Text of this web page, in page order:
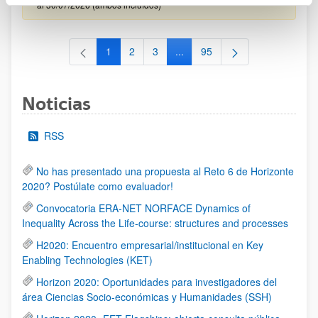
al 30/07/2026 (ambos incluídos)
Página
1 Página
2 Página
3 ...Páginas intermedias Use TAB
Página
95
Noticias
RSS
No has presentado una propuesta al Reto 6 de Horizonte
2020? Postúlate como evaluador!
Convocatoria ERA-NET NORFACE Dynamics of
Inequality Across the Life-course: structures and processes
H2020: Encuentro empresarial/institucional en Key
Enabling Technologies (KET)
Horizon 2020: Oportunidades para investigadores del
área Ciencias Socio-económicas y Humanidades (SSH)